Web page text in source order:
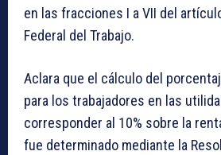
en las fracciones I a VII del
Federal del Trabajo.
Aclara que el cálculo del
para los trabajadores en las
corresponder al 10% sobre la
fue determinado mediante la